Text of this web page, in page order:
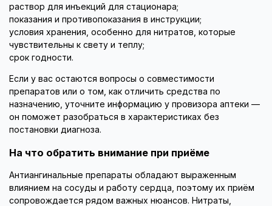
раствор для инъекций для стационара;
показания и противопоказания в инструкции;
условия хранения, особенно для нитратов, которые
чувствительны к свету и теплу;
срок годности.
Если у вас остаются вопросы о совместимости
препаратов или о том, как отличить средства по
назначению, уточните информацию у провизора аптеки —
он поможет разобраться в характеристиках без
постановки диагноза.
На что обратить внимание при приёме
Антиангинальные препараты обладают выраженным
влиянием на сосуды и работу сердца, поэтому их приём
сопровождается рядом важных нюансов. Нитраты,